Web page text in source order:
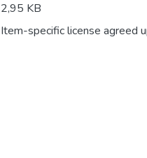
2,95 KB
Item-specific license agreed